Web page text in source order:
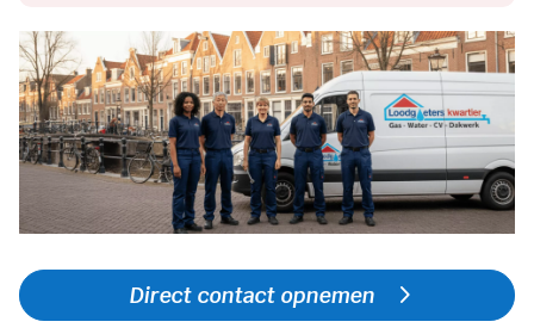
Direct contact opnemen